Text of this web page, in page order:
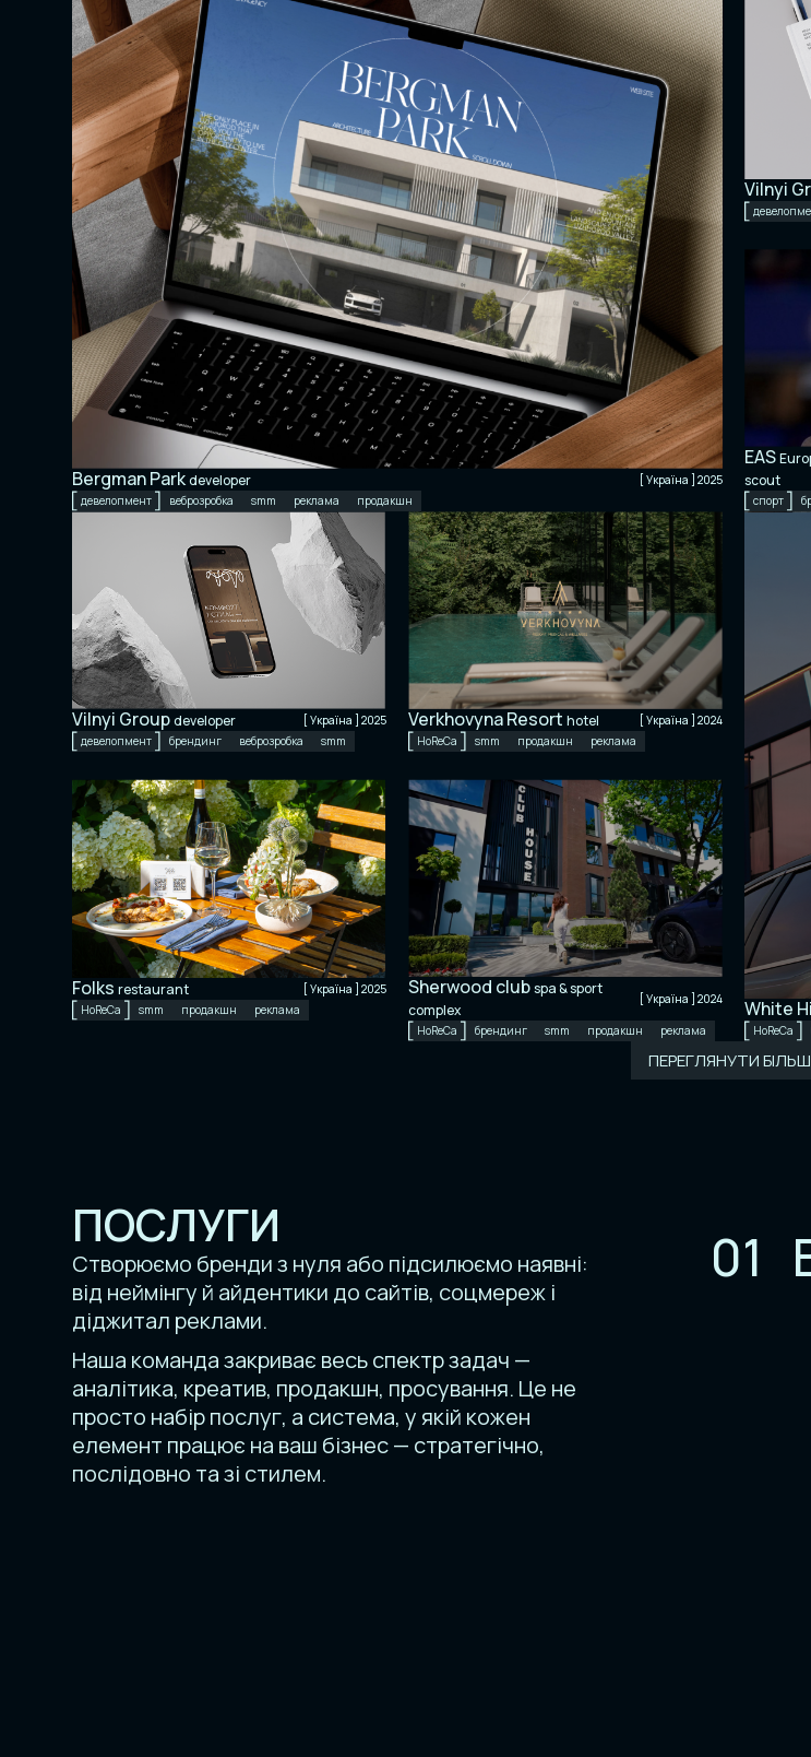
Bergman Parkdeveloper
[ Україна ] 2025
девелопмент
веброзробка smm реклама продакшн
Vilnyi
EAS
scout
спорт
Vilnyi Groupdeveloper
[ Україна ] 2025
девелопмент
брендинг веброзробка smm
Verkhovyna Resort hotel
[ Україна ] 2024
НоReCa
smm продакшн реклама
White
НоReCa
Folks restaurant
[ Україна ] 2025
НоReCa
smm продакшн реклама
Sherwood clubspa & sport
complex
[ Україна ] 2024
НоReCa брендинг smm продакшн реклама
ПЕРЕГЛЯНУТИ
ПОСЛУГИ
Створюємо бренди з нуля або підсилюємо наявні:
від неймінгу й айдентики до сайтів, соцмереж і
діджитал реклами.
Наша команда закриває весь спектр задач —
аналітика, креатив, продакшн, просування. Це не
просто набір послуг, а система, у якій кожен
елемент працює на ваш бізнес — стратегічно,
послідовно та зі стилем.
01